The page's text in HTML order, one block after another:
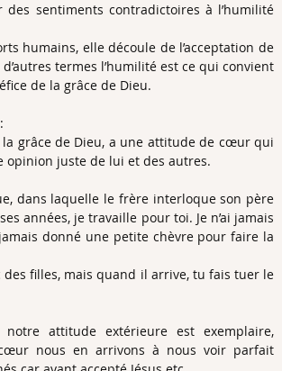
sentiments contradictoires à l’humilité
humains, elle découle de l’acceptation de
termes l’humilité est ce qui convient
de la grâce de Dieu.
la grâce de Dieu, a une attitude de cœur qui
opinion juste de lui et des autres.
dans laquelle le frère interloque son père
années, je travaille pour toi. Je n’ai jamais
donné une petite chèvre pour faire la
filles, mais quand il arrive, tu fais tuer le
attitude extérieure est exemplaire,
nous en arrivons à nous voir parfait